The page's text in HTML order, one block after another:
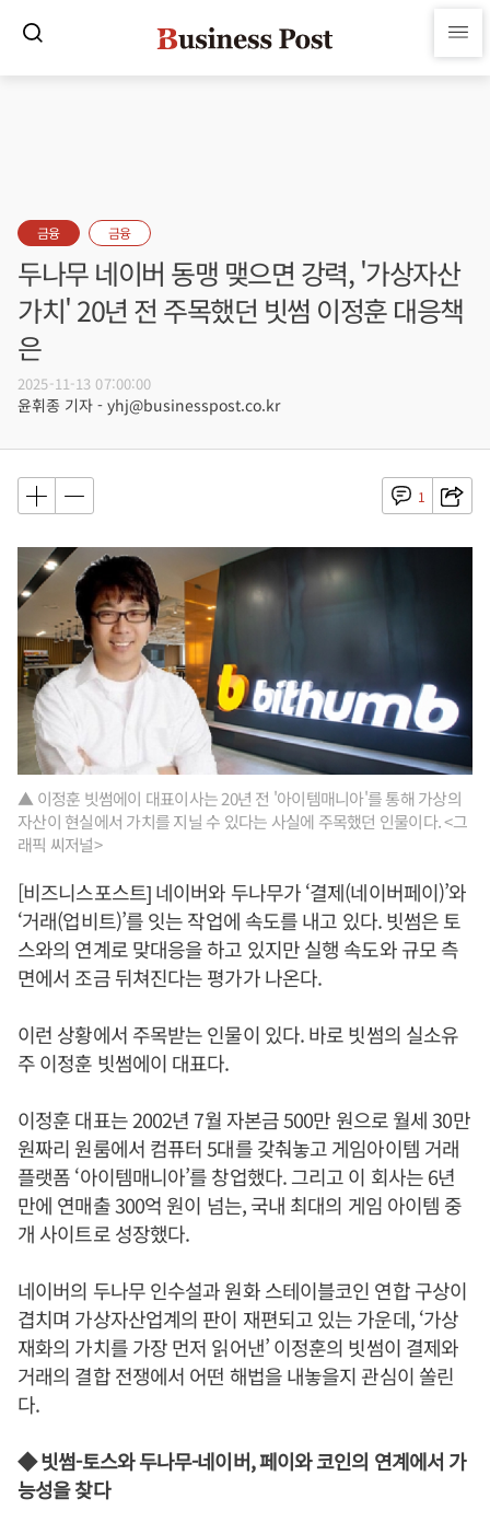
금융 금융
두나무 네이버 동맹 맺으면 강력, '가상자산
가치' 20년 전 주목했던 빗썸 이정훈 대응책
은
2025-11-13 07:00:00
윤휘종 기자 - yhj@businesspost.co.kr
1
▲ 이정훈 빗썸에이 대표이사는 20년 전 '아이템매니아'를 통해 가상의
자산이 현실에서 가치를 지닐 수 있다는 사실에 주목했던 인물이다. <그
래픽 씨저널>
[비즈니스포스트] 네이버와 두나무가 ‘결제(네이버페이)’와
‘거래(업비트)’를 잇는 작업에 속도를 내고 있다. 빗썸은 토
스와의 연계로 맞대응을 하고 있지만 실행 속도와 규모 측
면에서 조금 뒤쳐진다는 평가가 나온다.
이런 상황에서 주목받는 인물이 있다. 바로 빗썸의 실소유
주 이정훈 빗썸에이 대표다.
이정훈 대표는 2002년 7월 자본금 500만 원으로 월세 30만
원짜리 원룸에서 컴퓨터 5대를 갖춰놓고 게임아이템 거래
플랫폼 ‘아이템매니아’를 창업했다. 그리고 이 회사는 6년
만에 연매출 300억 원이 넘는, 국내 최대의 게임 아이템 중
개 사이트로 성장했다.
네이버의 두나무 인수설과 원화 스테이블코인 연합 구상이
겹치며 가상자산업계의 판이 재편되고 있는 가운데, ‘가상
재화의 가치를 가장 먼저 읽어낸’ 이정훈의 빗썸이 결제와
거래의 결합 전쟁에서 어떤 해법을 내놓을지 관심이 쏠린
다.
◆ 빗썸-토스와 두나무-네이버, 페이와 코인의 연계에서 가
능성을 찾다